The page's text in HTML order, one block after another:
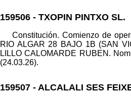
159506 - TXOPIN PINTXO SL.
Constitución. Comienzo de
RIO ALGAR 28 BAJO 1B (SAN
LILLO CALOMARDE RUBEN.
(24.03.26).
159507 - ALCALALI SES